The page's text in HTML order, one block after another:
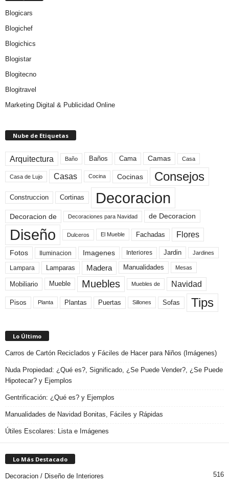
Blogicars
Blogichef
Blogichics
Blogistar
Blogitecno
Blogitravel
Marketing Digital & Publicidad Online
Nube de Etiquetas
Arquitectura Baño Baños Cama Camas Casa
Casa de Lujo Casas Cocina Cocinas Consejos
Construccion Cortinas Decoracion
Decoracion de Decoraciones para Navidad de Decoracion
Diseño Dulceros El Mueble Fachadas Flores
Fotos Iluminacion Imagenes Interiores Jardin Jardines
Lampara Lamparas Madera Manualidades Mesas
Mobiliario Mueble Muebles Muebles de Navidad
Pisos Planta Plantas Puertas Sillones Sofas Tips
Lo Último
Carros de Cartón Reciclados y Fáciles de Hacer para Niños (Imágenes)
Nuda Propiedad: ¿Qué es?, Significado, ¿Se Puede Vender?, ¿Se Puede
Hipotecar? y Ejemplos
Gentrificación: ¿Qué es? y Ejemplos
Manualidades de Navidad Bonitas, Fáciles y Rápidas
Útiles Escolares: Lista e Imágenes
Lo Más Destacado
Decoracion / Diseño de Interiores
516